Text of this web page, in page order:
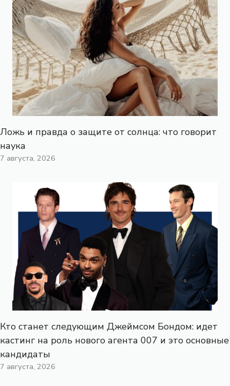
Ложь и правда о защите от солнца: что говорит
наука
7 августа, 2026
Кто станет следующим Джеймсом Бондом: идет
кастинг на роль нового агента 007 и это основные
кандидаты
7 августа, 2026